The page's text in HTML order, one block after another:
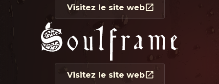
Visitez le site web
Visitez le site web